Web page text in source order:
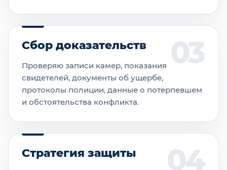
Сбор доказательств
Проверяю записи камер, показания
свидетелей, документы об ущербе,
протоколы полиции, данные о потерпевшем
и обстоятельства конфликта.
Стратегия защиты